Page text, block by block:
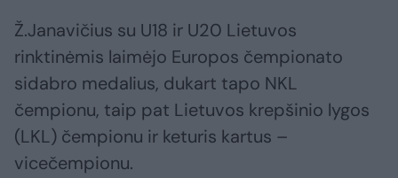
Ž.Janavičius su U18 ir U20 Lietuvos
rinktinėmis laimėjo Europos čempionato
sidabro medalius, dukart tapo NKL
čempionu, taip pat Lietuvos krepšinio lygos
(LKL) čempionu ir keturis kartus –
vicečempionu.